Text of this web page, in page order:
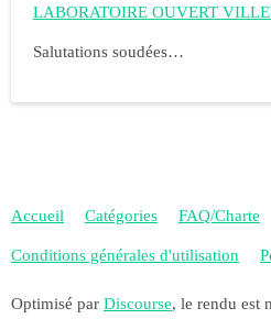
LABORATOIRE OUVERT
Salutations soudées…
Accueil Catégories FAQ/Charte
Conditions générales d'utilisation
Optimisé par Discourse, le rendu est